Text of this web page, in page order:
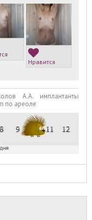
Нравится
А.А. имплантанты
по ареоле